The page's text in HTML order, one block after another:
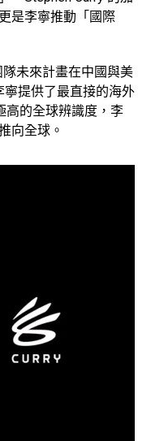
是李寧推動「國際
未來計畫在中國與美
寧提供了最直接的海外
高的全球辨識度，李
向全球。